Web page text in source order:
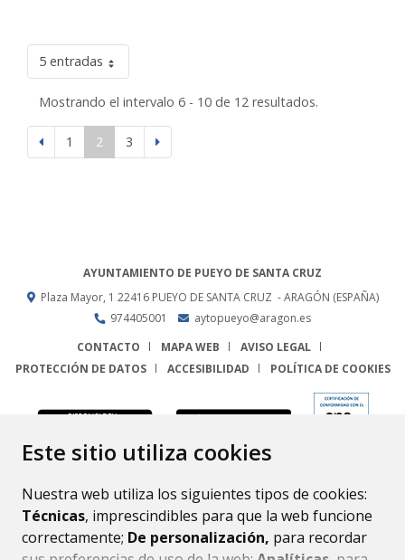
Este sitio utiliza cookies
Nuestra web utiliza los siguientes tipos de cookies:
Técnicas, imprescindibles para que la web funcione
correctamente; De personalización, para recordar
5 entradas
Mostrando el intervalo 6 - 10 de 12 resultados.
1 2 3
AYUNTAMIENTO DE PUEYO DE SANTA CRUZ
Plaza Mayor, 1 22416 PUEYO DE SANTA CRUZ - ARAGÓN (ESPAÑA)
974405001
aytopueyo@aragon.es
CONTACTO
MAPA WEB
AVISO LEGAL
PROTECCIÓN DE DATOS
ACCESIBILIDAD POLÍTICA DE COOKIES